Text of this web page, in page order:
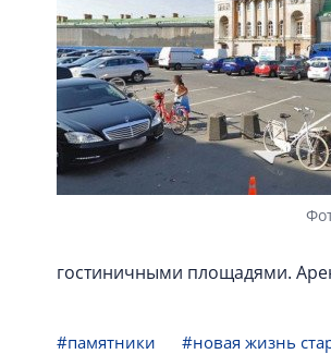
гостиничными площадями.
#памятники #новая жизнь